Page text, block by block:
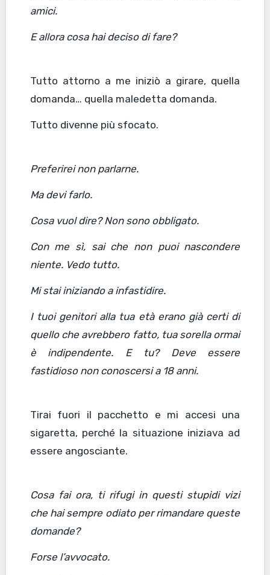
amici.
E allora cosa hai deciso di fare?
Tutto attorno a me iniziò a girare, quella
domanda… quella maledetta domanda.
Tutto divenne più sfocato.
Preferirei non parlarne.
Ma devi farlo.
Cosa vuol dire? Non sono obbligato.
Con me sì, sai che non puoi nascondere
niente. Vedo tutto.
Mi stai iniziando a infastidire.
I tuoi genitori alla tua età erano già certi di
quello che avrebbero fatto, tua sorella ormai
è indipendente. E tu? Deve essere
fastidioso non conoscersi a 18 anni.
Tirai fuori il pacchetto e mi accesi una
sigaretta, perché la situazione iniziava ad
essere angosciante.
Cosa fai ora, ti rifugi in questi stupidi vizi
che hai sempre odiato per rimandare queste
domande?
Forse l’avvocato.